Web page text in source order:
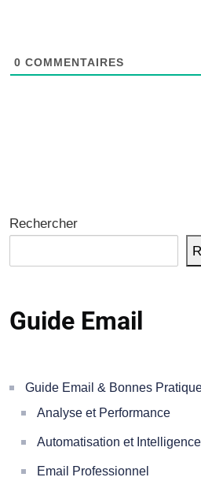
0 COMMENTAIRES
Rechercher
Guide Email
Guide Email & Bonnes
Analyse et Performance
Automatisation et
Email Professionnel